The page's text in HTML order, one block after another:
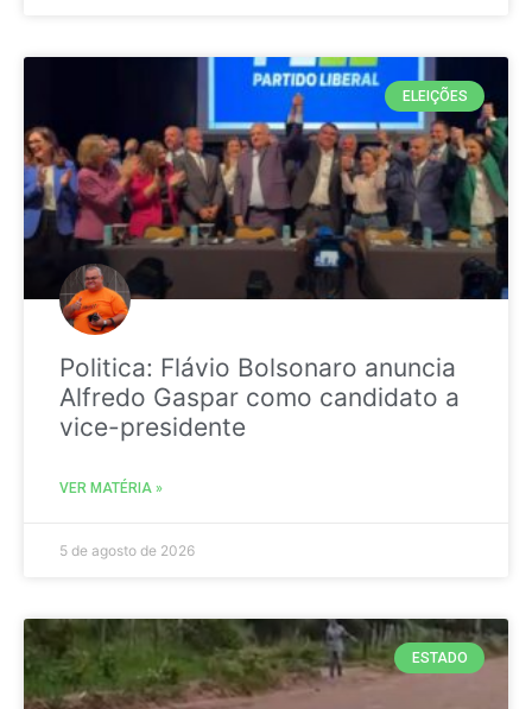
ELEIÇÕES
Politica: Flávio Bolsonaro anuncia
Alfredo Gaspar como candidato a
vice-presidente
VER MATÉRIA »
5 de agosto de 2026
ESTADO